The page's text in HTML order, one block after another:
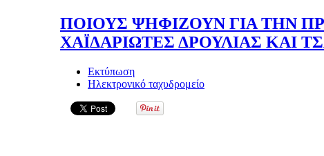
ΠΟΙΟΥΣ ΨΗΦΙΖΟΥΝ ΓΙΑ ΤΗΝ
ΧΑΪΔΑΡΙΩΤΕΣ ΔΡΟΥΛΙΑΣ ΚΑΙ
Εκτύπωση
Ηλεκτρονικό ταχυδρομείο